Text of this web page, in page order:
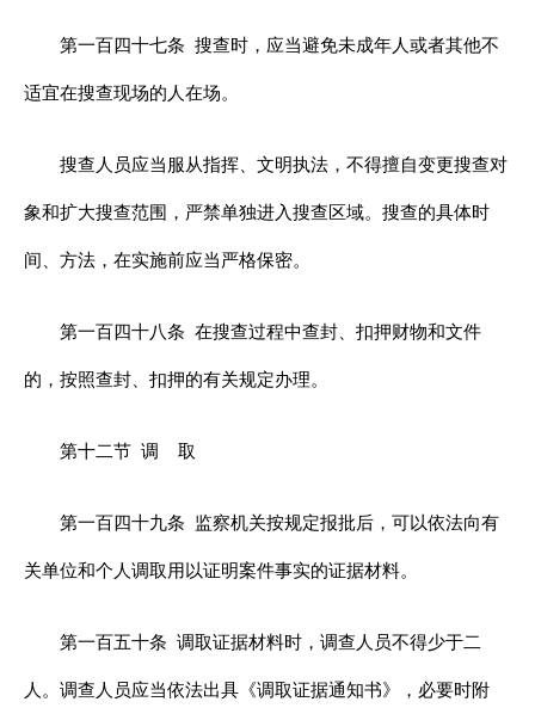
第一百四十七条 搜查时，应当避免未成年人或者其他不
适宜在搜查现场的人在场。
搜查人员应当服从指挥、文明执法，不得擅自变更搜查对
象和扩大搜查范围，严禁单独进入搜查区域。搜查的具体时
间、方法，在实施前应当严格保密。
第一百四十八条 在搜查过程中查封、扣押财物和文件
的，按照查封、扣押的有关规定办理。
第十二节 调 取
第一百四十九条 监察机关按规定报批后，可以依法向有
关单位和个人调取用以证明案件事实的证据材料。
第一百五十条 调取证据材料时，调查人员不得少于二
人。调查人员应当依法出具《调取证据通知书》，必要时附